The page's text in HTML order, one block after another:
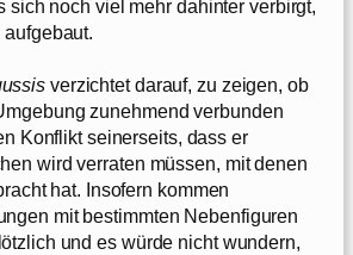
sich noch viel mehr dahinter verbirgt,
verzichtet darauf, zu zeigen, ob
zunehmend verbunden
Konflikt seinerseits, dass er
wird verraten müssen, mit denen
hat. Insofern kommen
mit bestimmten Nebenfiguren
und es würde nicht wundern,